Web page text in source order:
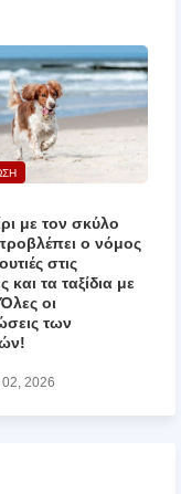
με τον σκύλο
ο νόμος
στις
και τα ταξίδια με
οι
των
02, 2026